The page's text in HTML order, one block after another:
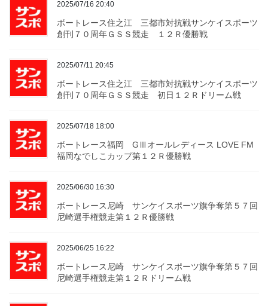
2025/07/16 20:40
ボートレース住之江 三都市対抗戦サンケイスポーツ
創刊７０周年ＧＳＳ競走 １２Ｒ優勝戦
2025/07/11 20:45
ボートレース住之江 三都市対抗戦サンケイスポーツ
創刊７０周年ＧＳＳ競走 初日１２Ｒドリーム戦
2025/07/18 18:00
ボートレース福岡 GⅢオールレディース LOVE FM
福岡なでしこカップ第１２Ｒ優勝戦
2025/06/30 16:30
ボートレース尼崎 サンケイスポーツ旗争奪第５７回
尼崎選手権競走第１２Ｒ優勝戦
2025/06/25 16:22
ボートレース尼崎 サンケイスポーツ旗争奪第５７回
尼崎選手権競走第１２Ｒドリーム戦